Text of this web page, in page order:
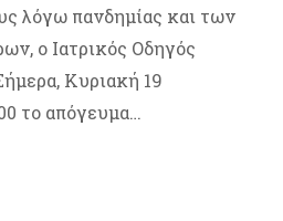
λόγω πανδημίας και των
ο Ιατρικός Οδηγός
Κυριακή 19
το απόγευμα…